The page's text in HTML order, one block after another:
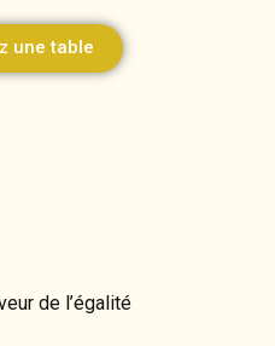
une table
de l’égalité